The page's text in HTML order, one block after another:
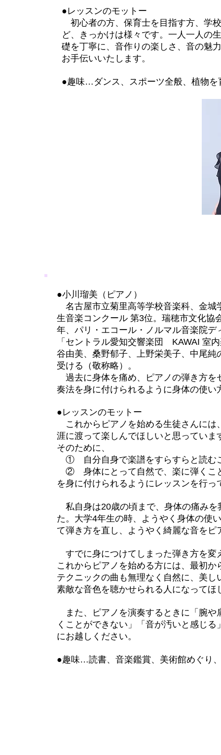
●レッスンのモットー
初心者の方、保育士を目指す方、学
ど、きっかけは様々です。一人一人の
礎を丁寧に、音作りの楽しさ、音の魅
お手伝いいたします。
●趣味…ダンス、スポーツ全般、植物を
●小川瑠美（ピアノ）​
名古屋市立菊里高等学校音楽科、金城
生音楽コンクール 第3位。瑞穂市文化協
年、パリ・エコール・ノルマル音楽院
「セントラル愛知交響楽団 KAWAI 室
谷由美、桑野郁子、上野栄美子、中尾
受ける（敬称略）。
過去に身体を痛め、ピアノの弾き方を
奏法を身に付けられるように身体の使い
●レッスンのモットー
これからピアノを始める生徒さんには
涯に渡って楽しんでほしいと思っていま
そのために、
① 自分自身で楽譜をすらすらと読む
② 身体にとって自然で、楽に弾くこ
を身に付けられるようにレッスンを行っ
私自身は20歳の頃まで、身体の痛みを
た。大学4年生の時、ようやく身体の使
て弾き方を直し、ようやく綺麗な音を
すでに身につけてしまった弾き方を変
これからピアノを始める方には、最初
テクニックの曲も無理なく自然に、美
素敵な音色を聴かせられる人になってほ
また、ピアノを演奏するときに「腕や
くことができない」「音が汚いと感じ
にお越しください。
●趣味…読書、音楽鑑賞、美術館めぐり